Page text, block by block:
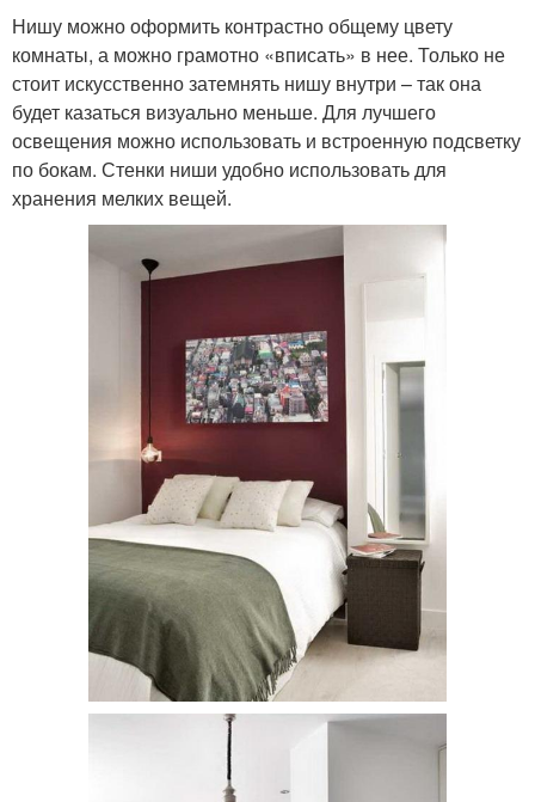
Нишу можно оформить контрастно общему цвету
комнаты, а можно грамотно «вписать» в нее. Только не
стоит искусственно затемнять нишу внутри – так она
будет казаться визуально меньше. Для лучшего
освещения можно использовать и встроенную подсветку
по бокам. Стенки ниши удобно использовать для
хранения мелких вещей.